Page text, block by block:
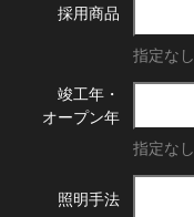
採用商品
指定なし
竣工年・
オープン年
指定なし
照明手法